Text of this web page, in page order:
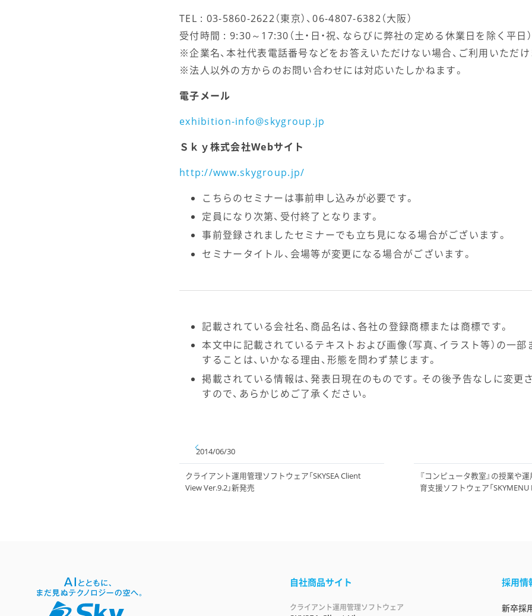
TEL : 03-5860-2622（東京）、06-4807-6382（大阪）
受付時間 : 9:30～17:30（土・日・祝、ならびに弊社の定める休業日を除く平日）
※企業名、本社代表電話番号などをお答えいただけない場合、ご利用いただけ
※法人以外の方からのお問い合わせには対応いたしかねます。
電子メール
exhibition-info@skygroup.jp
Ｓｋｙ株式会社Webサイト
http://www.skygroup.jp/
こちらのセミナーは事前申し込みが必要です。
定員になり次第、受付終了となります。
事前登録されましたセミナーでも立ち見になる場合がございます。
セミナータイトル、会場等が変更になる場合がございます。
記載されている会社名、商品名は、各社の登録商標または商標です。
本文中に記載されているテキストおよび画像（写真、イラスト等）の一
することは、いかなる理由、形態を問わず禁じます。
掲載されている情報は、発表日現在のものです。その後予告なしに変更
すので、あらかじめご了承ください。
2014/06/30
クライアント運用管理ソフトウェア「SKYSEA Client
View Ver.9.2」新発売
『コンピュータ教室』の授業や
育支援ソフトウェア「SKYMENU
自社商品サイト
クライアント運用管理ソフトウェア
採用情
新卒採